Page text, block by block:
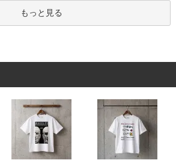
もっと見る